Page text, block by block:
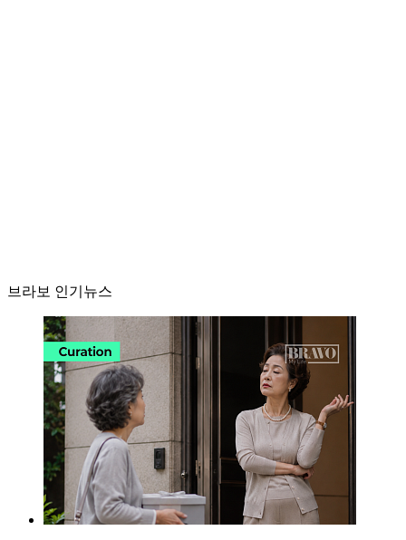
브라보 인기뉴스